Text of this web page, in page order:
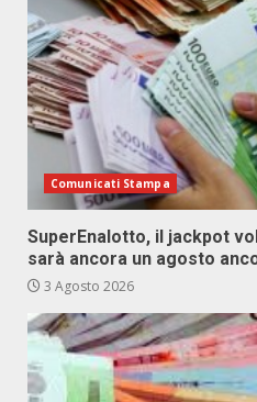
Comunicati Stampa
SuperEnalotto, il jackpot
sarà ancora un agosto
3 Agosto 2026